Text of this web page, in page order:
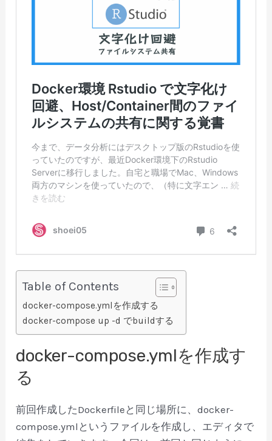
Table of Contents
docker-compose.ymlを作成する
docker-compose up -d でbuildする
docker-compose.ymlを作成す
る
前回作成したDockerfileと同じ場所に、docker-
compose.ymlというファイルを作成し、エディタで